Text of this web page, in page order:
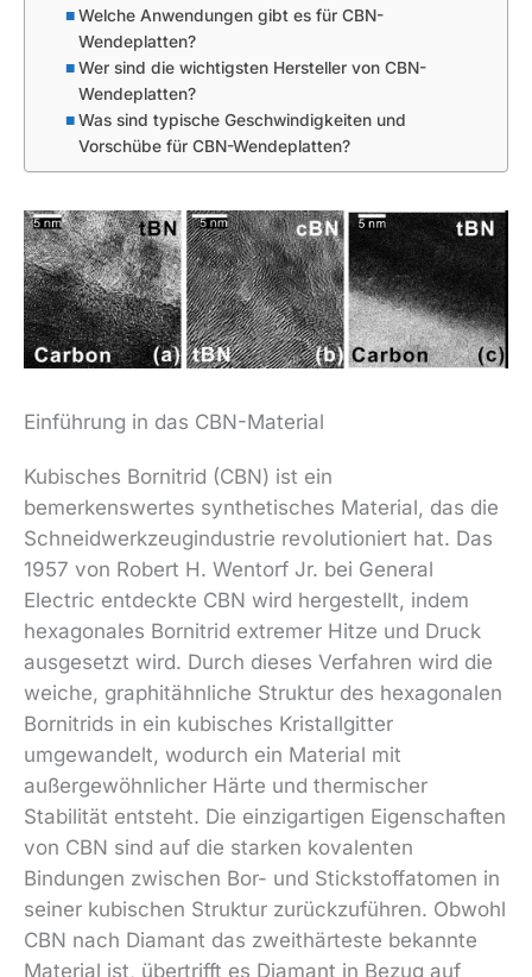
Welche Anwendungen gibt es für CBN-
Wendeplatten?
Wer sind die wichtigsten Hersteller von CBN-
Wendeplatten?
Was sind typische Geschwindigkeiten und
Vorschübe für CBN-Wendeplatten?
Einführung in das CBN-Material
Kubisches Bornitrid (CBN) ist ein
bemerkenswertes synthetisches Material, das die
Schneidwerkzeugindustrie revolutioniert hat. Das
1957 von Robert H. Wentorf Jr. bei General
Electric entdeckte CBN wird hergestellt, indem
hexagonales Bornitrid extremer Hitze und Druck
ausgesetzt wird. Durch dieses Verfahren wird die
weiche, graphitähnliche Struktur des hexagonalen
Bornitrids in ein kubisches Kristallgitter
umgewandelt, wodurch ein Material mit
außergewöhnlicher Härte und thermischer
Stabilität entsteht. Die einzigartigen Eigenschaften
von CBN sind auf die starken kovalenten
Bindungen zwischen Bor- und Stickstoffatomen in
seiner kubischen Struktur zurückzuführen. Obwohl
CBN nach Diamant das zweithärteste bekannte
Material ist, übertrifft es Diamant in Bezug auf